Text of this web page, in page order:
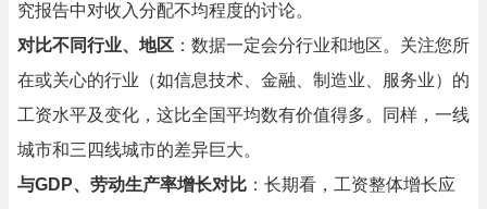
究报告中对收入分配不均程度的讨论。
对比不同行业、地区 ：数据一定会分行业和地区。关注您所
在或关心的行业（如信息技术、金融、制造业、服务业）的
工资水平及变化，这比全国平均数有价值得多。同样，一线
城市和三四线城市的差异巨大。
与GDP、劳动生产率增长对比 ：长期看，工资整体增长应